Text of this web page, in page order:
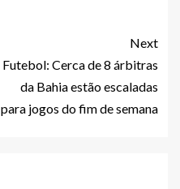
Next
Futebol: Cerca de 8 árbitras
da Bahia estão escaladas
para jogos do fim de semana